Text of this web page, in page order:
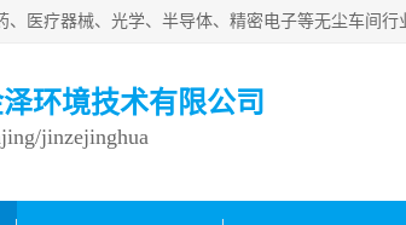
环境技术有限公司
jinzejinghua